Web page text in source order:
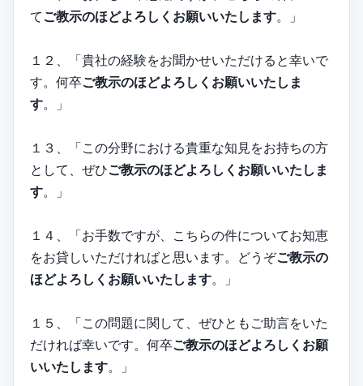
てご教示のほどよろしくお願いいたします。」
１２、「貴社の経験をお聞かせいただけると幸いで
す。何卒ご教示のほどよろしくお願いいたしま
す。」
１３、「この分野における貴重な知見をお持ちの方
として、ぜひご教示のほどよろしくお願いいたしま
す。」
１４、「お手数ですが、こちらの件についてお知恵
をお貸しいただければと思います。どうぞご教示の
ほどよろしくお願いいたします。」
１５、「この問題に関して、ぜひともご助言をいた
だければ幸いです。何卒ご教示のほどよろしくお願
いいたします。」